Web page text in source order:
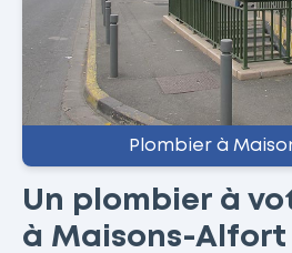
Plombier à
Un plombier à
à Maisons-Alfort